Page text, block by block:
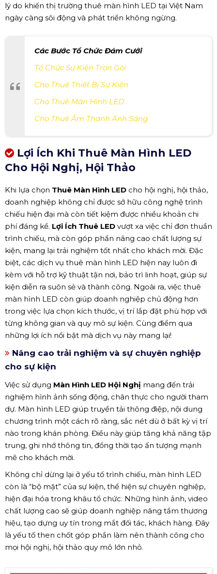
lý do khiến thị trường thuê màn hình LED tại Việt Nam
ngày càng sôi động và phát triển không ngừng.
Các Bước Tổ Chức Đám Cưới
Tổ Chức Sự Kiện Trọn Gói
Cho Thuê Thiết Bị Sự Kiện
Cho Thuê Màn Hình LED
Cho Thuê Âm Thanh Ánh Sáng
Lợi Ích Khi Thuê Màn Hình LED
Cho Hội Nghị, Hội Thảo
Khi lựa chọn Thuê Màn Hình LED cho hội nghị, hội thảo,
doanh nghiệp không chỉ được sở hữu công nghệ trình
chiếu hiện đại mà còn tiết kiệm được nhiều khoản chi
phí đáng kể. Lợi Ích Thuê LED vượt xa việc chỉ đơn thuần
trình chiếu, mà còn góp phần nâng cao chất lượng sự
kiện, mang lại trải nghiệm tốt nhất cho khách mời. Đặc
biệt, các dịch vụ thuê màn hình LED hiện nay luôn đi
kèm với hỗ trợ kỹ thuật tận nơi, bảo trì linh hoạt, giúp sự
kiện diễn ra suôn sẻ và thành công. Ngoài ra, việc thuê
màn hình LED còn giúp doanh nghiệp chủ động hơn
trong việc lựa chọn kích thước, vị trí lắp đặt phù hợp với
từng không gian và quy mô sự kiện. Cùng điểm qua
những lợi ích nổi bật mà dịch vụ này mang lại!
Nâng cao trải nghiệm và sự chuyên nghiệp
cho sự kiện
Việc sử dụng Màn Hình LED Hội Nghị mang đến trải
nghiệm hình ảnh sống động, chân thực cho người tham
dự. Màn hình LED giúp truyền tải thông điệp, nội dung
chương trình một cách rõ ràng, sắc nét dù ở bất kỳ vị trí
nào trong khán phòng. Điều này giúp tăng khả năng tập
trung, ghi nhớ thông tin, đồng thời tạo ấn tượng mạnh
mẽ cho khách mời.
Không chỉ dừng lại ở yếu tố trình chiếu, màn hình LED
còn là “bộ mặt” của sự kiện, thể hiện sự chuyên nghiệp,
hiện đại hóa trong khâu tổ chức. Những hình ảnh, video
chất lượng cao sẽ giúp doanh nghiệp nâng tầm thương
hiệu, tạo dựng uy tín trong mắt đối tác, khách hàng. Đây
là yếu tố then chốt góp phần làm nên thành công cho
mọi hội nghị, hội thảo quy mô lớn nhỏ.